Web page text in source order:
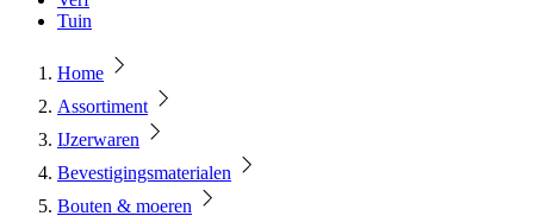
Tuin
Home
Assortiment
IJzerwaren
Bevestigingsmaterialen
Bouten & moeren